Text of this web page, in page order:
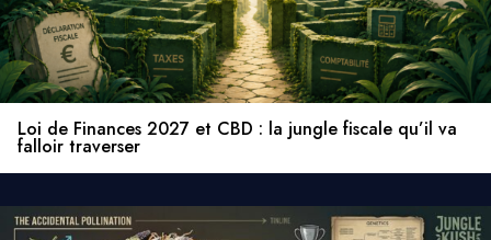
Loi de Finances 2027 et CBD : la jungle fiscale qu’il va
falloir traverser